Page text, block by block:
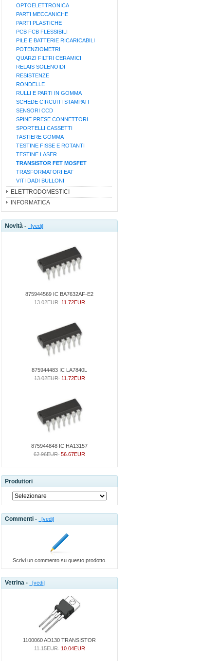
OPTOELETTRONICA
PARTI MECCANICHE
PARTI PLASTICHE
PCB FCB FLESSIBILI
PILE E BATTERIE RICARICABILI
POTENZIOMETRI
QUARZI FILTRI CERAMICI
RELAIS SOLENOIDI
RESISTENZE
RONDELLE
RULLI E PARTI IN GOMMA
SCHEDE CIRCUITI STAMPATI
SENSORI CCD
SPINE PRESE CONNETTORI
SPORTELLI CASSETTI
TASTIERE GOMMA
TESTINE FISSE E ROTANTI
TESTINE LASER
TRANSISTOR FET MOSFET
TRASFORMATORI EAT
VITI DADI BULLONI
ELETTRODOMESTICI
INFORMATICA
Novità - [vedi]
875944569 IC BA7632AF-E2
13.02EUR 11.72EUR
875944483 IC LA7840L
13.02EUR 11.72EUR
875944848 IC HA13157
62.96EUR 56.67EUR
Produttori
Commenti - [vedi]
Scrivi un commento su questo prodotto.
Vetrina - [vedi]
1100060 AD130 TRANSISTOR
11.15EUR 10.04EUR